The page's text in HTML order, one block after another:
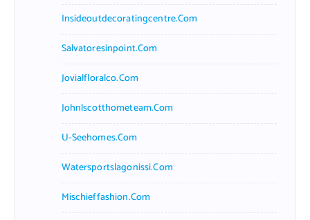
Insideoutdecoratingcentre.com
Salvatoresinpoint.com
Jovialfloralco.com
Johnlscotthometeam.com
U-Seehomes.com
Watersportslagonissi.com
Mischieffashion.com